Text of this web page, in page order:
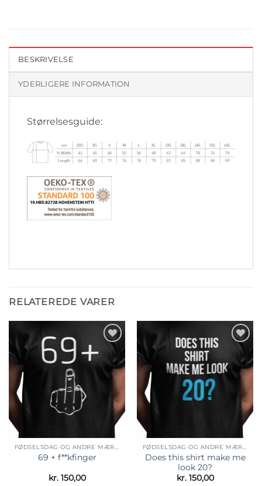
BESKRIVELSE
YDERLIGERE INFORMATION
Størrelsesguide:
RELATEREDE VARER
Tilføj til
ønskeliste
FØDSELSDAG OG ANDRE MÆRKEDAGE
69 + f**kfinger
kr.150,00
Tilføj til
ønskeliste
FØDSELSDAG OG ANDRE MÆRKEDAGE
Does this shirt make me
look 20?
kr.150,00